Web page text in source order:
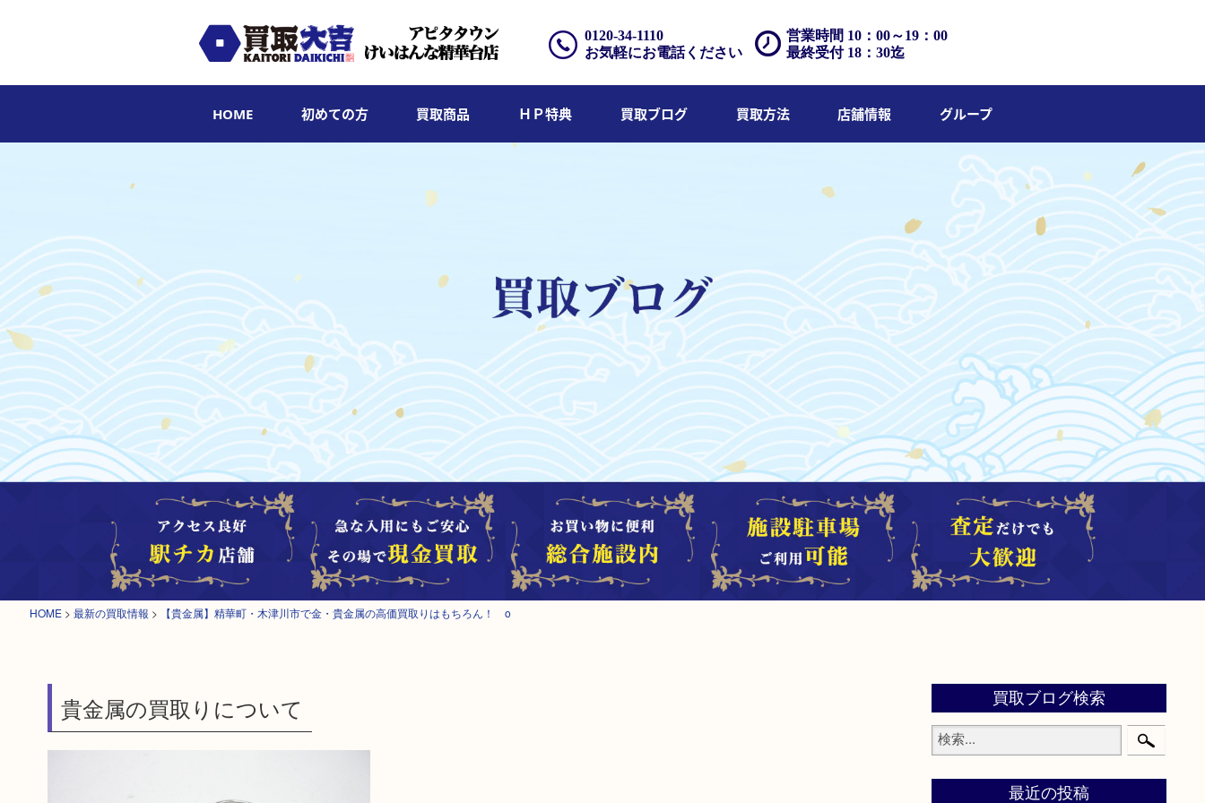
営業時間 10：00～19：00
最終受付 18：30迄
0120-34-1110
お気軽にお電話ください
HOME 初めての方 買取商品 ＨＰ特典 買取ブログ 買取方法 店舗情報 グループ
HOME > 最新の買取情報 > 【貴金属】精華町・木津川市で金・貴金属の高価買取りはもちろん！ o
貴金属の買取りについて 買取ブログ検索
最近の投稿